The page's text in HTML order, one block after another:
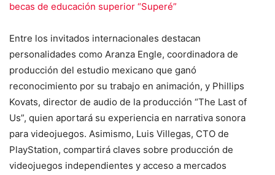
becas de educación superior “Superé”
Entre los invitados internacionales destacan
personalidades como Aranza Engle, coordinadora de
producción del estudio mexicano que ganó
reconocimiento por su trabajo en animación, y Phillips
Kovats, director de audio de la producción “The Last of
Us”, quien aportará su experiencia en narrativa sonora
para videojuegos. Asimismo, Luis Villegas, CTO de
PlayStation, compartirá claves sobre producción de
videojuegos independientes y acceso a mercados